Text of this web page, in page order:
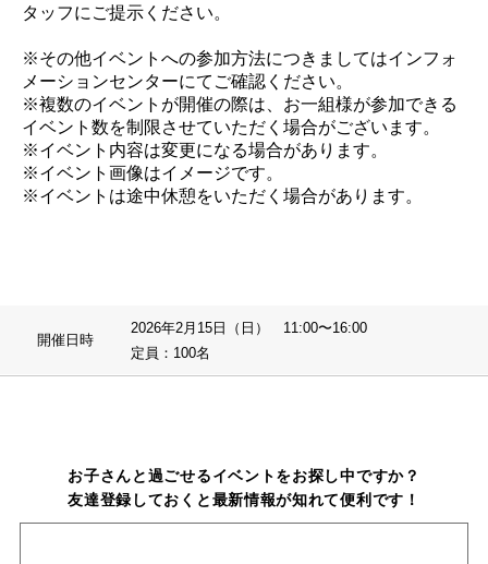
タッフにご提示ください。
※その他イベントへの参加方法につきましてはインフォ
メーションセンターにてご確認ください。
※複数のイベントが開催の際は、お一組様が参加できる
イベント数を制限させていただく場合がございます。
※イベント内容は変更になる場合があります。
※イベント画像はイメージです。
※イベントは途中休憩をいただく場合があります。
開催日時
2026年2月15日（日） 11:00〜16:00
定員：100名
お子さんと過ごせるイベントをお探し中ですか？
友達登録しておくと最新情報が知れて便利です！